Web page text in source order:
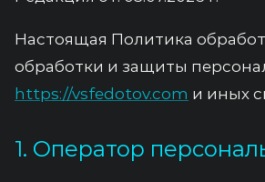
Настоящая Политика
обработки и защиты
https://vsfedotov.com и иных
1. Оператор